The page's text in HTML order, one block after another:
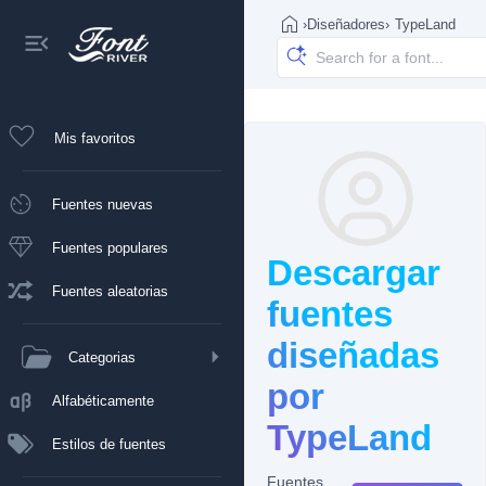
Mis favoritos
Fuentes nuevas
Fuentes populares
Fuentes aleatorias
Categorias
Alfabéticamente
Estilos de fuentes
›Diseñadores› TypeLand
Descargar
fuentes
diseñadas
por
TypeLand
Fuentes